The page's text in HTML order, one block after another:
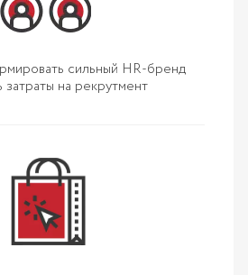
сильный HR-бренд
затраты на рекрутмент